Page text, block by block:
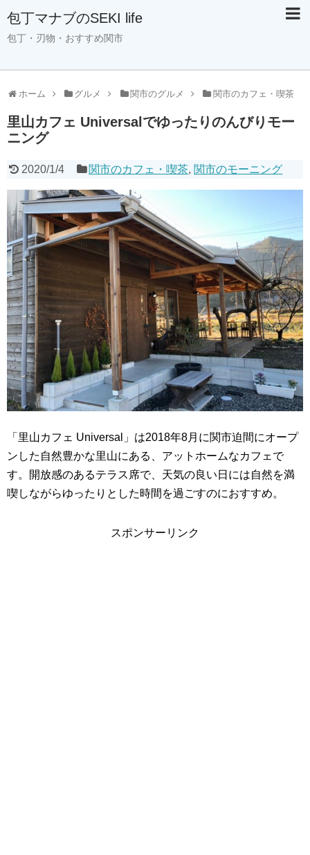
包丁マナブのSEKI life
包丁・刃物・おすすめ関市
ホーム グルメ 関市のグルメ 関市のカフェ・喫茶
里山カフェ Universalでゆったりのんびりモー
ニング
2020/1/4 関市のカフェ・喫茶, 関市のモーニング
「里山カフェ Universal」は2018年8月に関市迫間にオープ
ンした自然豊かな里山にある、アットホームなカフェで
す。開放感のあるテラス席で、天気の良い日には自然を満
喫しながらゆったりとした時間を過ごすのにおすすめ。
スポンサーリンク